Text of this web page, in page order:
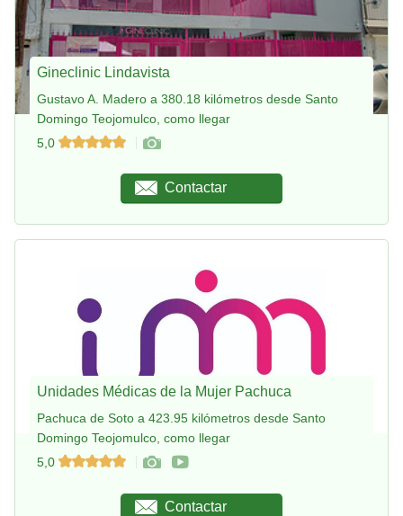
Gineclinic Lindavista
Gustavo A. Madero a 380.18 kilómetros desde Santo
Domingo Teojomulco, como llegar
5,0
Contactar
Unidades Médicas de la Mujer Pachuca
Pachuca de Soto a 423.95 kilómetros desde Santo
Domingo Teojomulco, como llegar
5,0
Contactar